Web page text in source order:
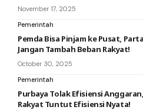
November 17, 2025
Pemerintah
Pemda Bisa Pinjam ke Pusat,
Jangan Tambah Beban Rakyat!
October 30, 2025
Pemerintah
Purbaya Tolak Efisiensi
Rakyat Tuntut Efisiensi Nyata!